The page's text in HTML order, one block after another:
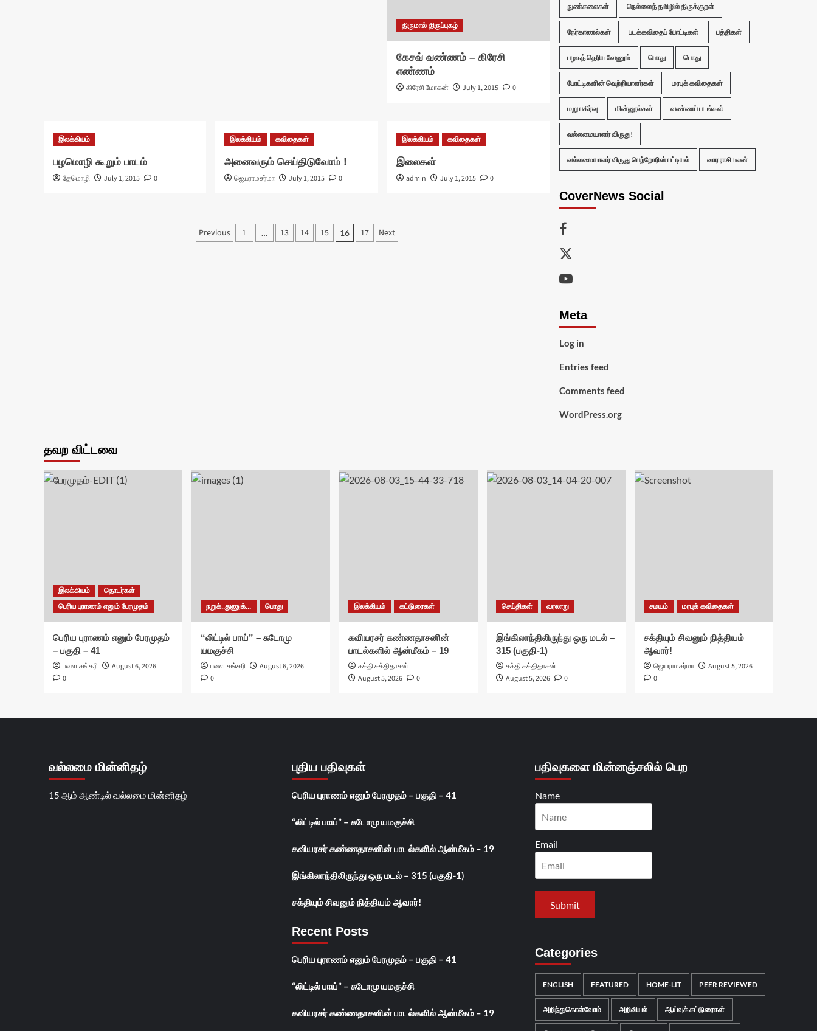
திருமால் திருப்புகழ்
கேசவ் வண்ணம் – கிரேசி
எண்ணம்
கிரேசி மோகன் July 1, 2015 0
இலக்கியம்
பழமொழி கூறும் பாடம்
தேமொழி July 1, 2015 0
இலக்கியம் கவிதைகள்
அனைவரும் செய்திடுவோம் !
ஜெயராமசர்மா July 1, 2015 0
இலக்கியம் கவிதைகள்
இலைகள்
admin July 1, 2015 0
Posts
Previous 1 … 13 14 15 16 17 Next
நுண்கலைகள் நெல்லைத் தமிழில் திருக்குறள்
நேர்காணல்கள் படக்கவிதைப் போட்டிகள் பத்திகள்
பழகத் தெரிய வேணும் பொது பொது
போட்டிகளின் வெற்றியாளர்கள் மரபுக் கவிதைகள்
மறு பகிர்வு மின்னூல்கள் வண்ணப் படங்கள்
வல்லமையாளர் விருது!
வல்லமையாளர் விருது பெற்றோரின் பட்டியல் வார ராசி பலன்
CoverNews Social
Facebook
Twitter
Youtube
Meta
Log in
Entries feed
Comments feed
WordPress.org
தவற விட்டவை
இலக்கியம்
தொடர்கள்
பெரிய புராணம் எனும் பேரமுதம்
பெரிய புராணம் எனும் பேரமுதம்
– பகுதி – 41
பவள சங்கரி
August 6, 2026
0
நறுக்..துணுக்... பொது
“லிட்டில் பாய்” – சுடோமு
யமகுச்சி
பவள சங்கரி
August 6, 2026
0
இலக்கியம் கட்டுரைகள்
கவியரசர் கண்ணதாசனின்
பாடல்களில் ஆன்மீகம் – 19
சக்தி சக்திதாசன்
August 5, 2026
0
செய்திகள் வரலாறு
இங்கிலாந்திலிருந்து ஒரு மடல் –
315 (பகுதி-1)
சக்தி சக்திதாசன்
August 5, 2026
0
சமயம் மரபுக் கவிதைகள்
சக்தியும் சிவனும் நித்தியம்
ஆவார்!
ஜெயராமசர்மா
August 5, 2026
0
வல்லமை மின்னிதழ்
15 ஆம் ஆண்டில் வல்லமை மின்னிதழ்
புதிய பதிவுகள்
பெரிய புராணம் எனும் பேரமுதம் – பகுதி – 41
“லிட்டில் பாய்” – சுடோமு யமகுச்சி
கவியரசர் கண்ணதாசனின் பாடல்களில் ஆன்மீகம் – 19
இங்கிலாந்திலிருந்து ஒரு மடல் – 315 (பகுதி-1)
சக்தியும் சிவனும் நித்தியம் ஆவார்!
Recent Posts
பெரிய புராணம் எனும் பேரமுதம் – பகுதி – 41
“லிட்டில் பாய்” – சுடோமு யமகுச்சி
கவியரசர் கண்ணதாசனின் பாடல்களில் ஆன்மீகம் – 19
பதிவுகளை மின்னஞ்சலில் பெற
Name
Email
Categories
ENGLISH FEATURED HOME-LIT PEER REVIEWED
அறிந்துகொள்வோம் அறிவியல் ஆய்வுக் கட்டுரைகள்